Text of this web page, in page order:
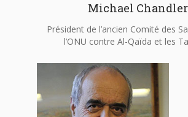
Michael Chandler
Président de l’ancien Comité des
l’ONU contre Al-Qaïda et les